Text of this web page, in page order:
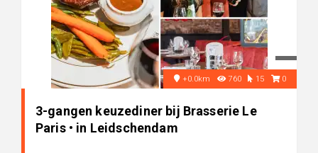
+0.0km 760 15 0
3-gangen keuzediner bij Brasserie Le
Paris • in Leidschendam